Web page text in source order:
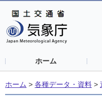
ホーム
ホーム > 各種データ・資料 >